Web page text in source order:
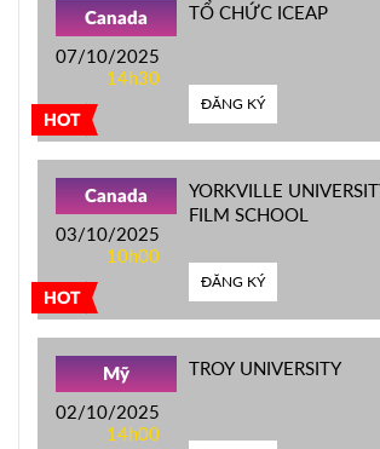
HOT
Canada
07/10/2025
14h30
TỔ CHỨC ICEAP
ĐĂNG KÝ
HOT
Canada
03/10/2025
10h00
YORKVILLE
FILM SCHOOL
ĐĂNG KÝ
Mỹ
02/10/2025
14h00
TROY UNIVERSITY